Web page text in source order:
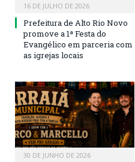
16 DE JULHO DE 2026
Prefeitura de Alto Rio Novo
promove a 1ª Festa do
Evangélico em parceria com
as igrejas locais
30 DE JUNHO DE 2026